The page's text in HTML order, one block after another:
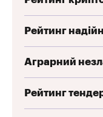
Рейтинг
Аграрний
Рейтинг